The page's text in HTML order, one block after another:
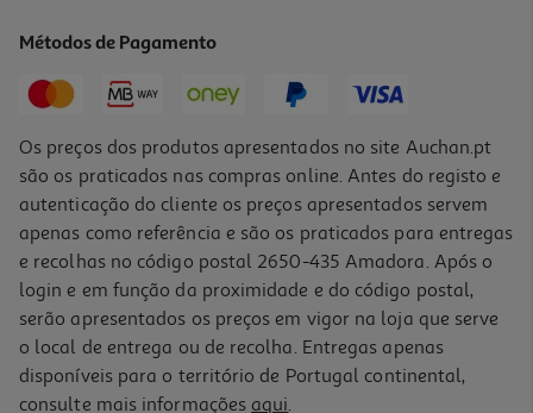
Métodos de Pagamento
Os preços dos produtos apresentados no site Auchan.pt
são os praticados nas compras online. Antes do registo e
autenticação do cliente os preços apresentados servem
apenas como referência e são os praticados para entregas
e recolhas no código postal 2650-435 Amadora. Após o
login e em função da proximidade e do código postal,
serão apresentados os preços em vigor na loja que serve
o local de entrega ou de recolha. Entregas apenas
disponíveis para o território de Portugal continental,
consulte mais informações aqui.